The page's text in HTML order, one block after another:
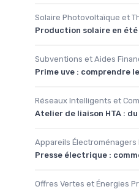
Solaire Photovoltaïque et
Production solaire en été
Subventions et Aides
Prime uve : comprendre
Réseaux Intelligents et
Atelier de liaison HTA :
Appareils
Presse électrique :
Offres Vertes et Énergies